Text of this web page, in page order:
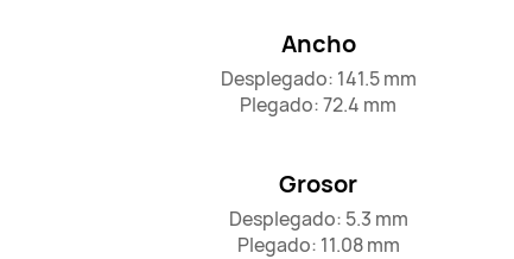
Ancho
Desplegado: 141.5 mm
Plegado: 72.4 mm
Grosor
Desplegado: 5.3 mm
Plegado: 11.08 mm